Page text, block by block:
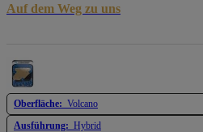
Auf dem Weg zu uns
Oberfläche: Volcano
Ausführung: Hybrid